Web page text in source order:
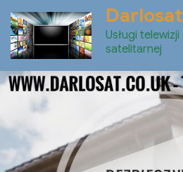
Skip
content
Darlosat
Usługi telewizji
satelitarnej